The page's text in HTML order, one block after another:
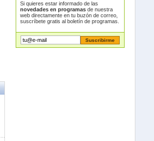
Si quieres estar informado de las
novedades en programasde nuestra
web directamente en tu buzón de correo,
suscríbete gratis al boletín de programas.